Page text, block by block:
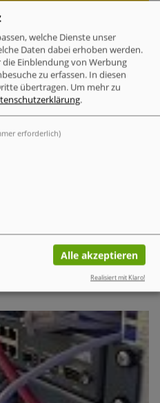
Office Security schützt
und sensiblen
Tool für Unternehmen
ZUM THEMA
Sicher & Anonym
Phishing Report Q2
welche Dienste unser
Daten dabei erhoben werden.
Einblendung von Werbung
zu erfassen. In diesen
übertragen. Um mehr zu
.
erforderlich)
Alle akzeptieren
Realisiert mit Klaro!